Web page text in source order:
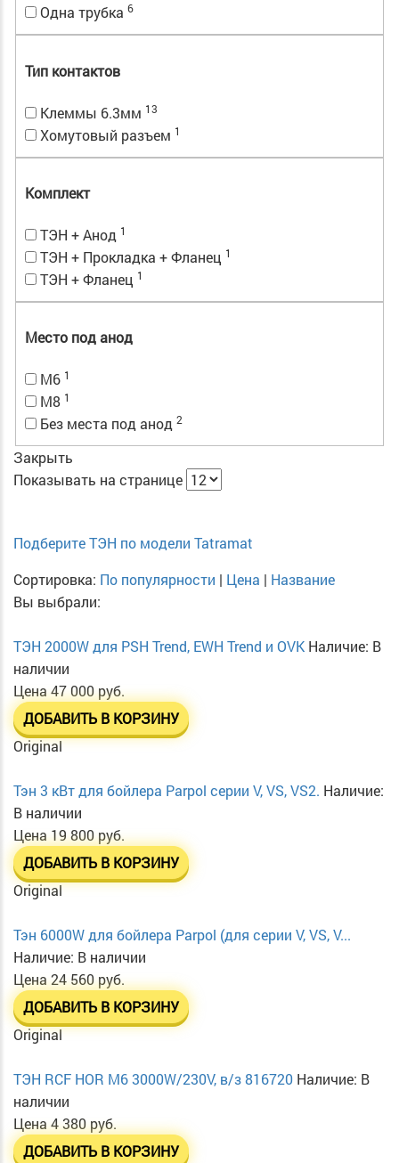
Одна трубка 6
Тип контактов
Клеммы 6.3мм 13
Хомутовый разъем 1
Комплект
ТЭН + Анод 1
ТЭН + Прокладка + Фланец 1
ТЭН + Фланец 1
Место под анод
M6 1
M8 1
Без места под анод 2
Закрыть
Показывать на странице
Подберите ТЭН по модели Tatramat
Сортировка: По популярности | Цена | Название
Вы выбрали:
ТЭН 2000W для PSH Trend, EWH Trend и OVK Наличие: В
наличии
Цена47 000 руб.
ДОБАВИТЬ В КОРЗИНУ
Original
Тэн 3 кВт для бойлера Parpol серии V, VS, VS2. Наличие:
В наличии
Цена19 800 руб.
ДОБАВИТЬ В КОРЗИНУ
Original
Тэн 6000W для бойлера Parpol (для серии V, VS, V...
Наличие: В наличии
Цена24 560 руб.
ДОБАВИТЬ В КОРЗИНУ
Original
ТЭН RCF HOR М6 3000W/230V, в/з 816720 Наличие: В
наличии
Цена4 380 руб.
ДОБАВИТЬ В КОРЗИНУ